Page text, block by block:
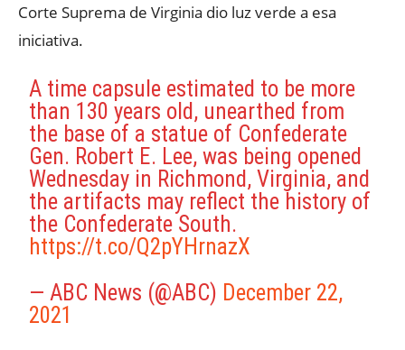
Corte Suprema de Virginia dio luz verde a esa
iniciativa.
A time capsule estimated to be more
than 130 years old, unearthed from
the base of a statue of Confederate
Gen. Robert E. Lee, was being opened
Wednesday in Richmond, Virginia, and
the artifacts may reflect the history of
the Confederate South.
https://t.co/Q2pYHrnazX
— ABC News (@ABC) December 22,
2021